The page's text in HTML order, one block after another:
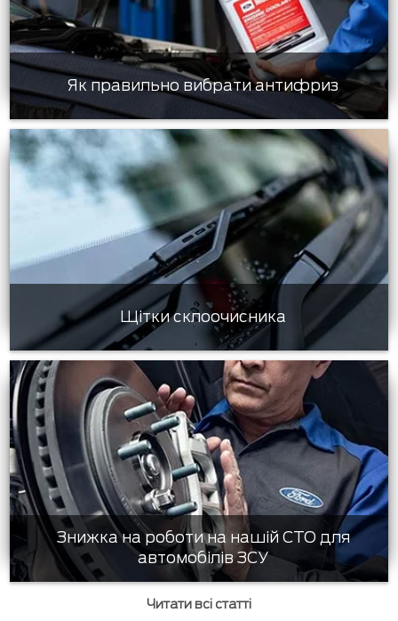
Як правильно вибрати антифриз
Щітки склоочисника
Знижка на роботи на нашій СТО для
автомобілів ЗСУ
Читати всі статті